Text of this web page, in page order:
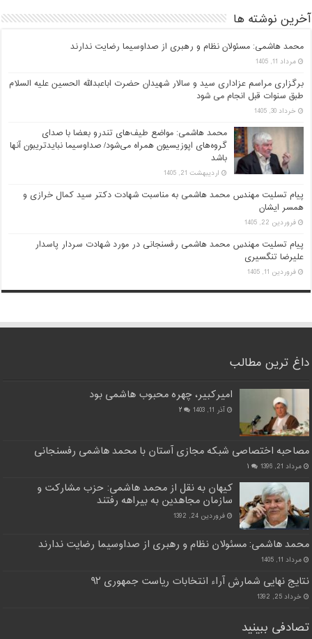
آخرین نوشته ها
محمد هاشمی: مسئولان نظام و رهبری از صداوسیما رضایت ندارند
مرداد 11, 1405
برگزاری مراسم عزاداری سید و سالار شهیدان حضرت اباعبدالله الحسین علیه السلام
طبق سنوات قبل انجام می شود
خرداد 30, 1405
محمد هاشمی: مواضع طیف‌های تندرو بعضا با صدای
گروه‌های اپوزیسیون همراه می‌شود/ صداوسیما نبایدتریبون آنها
باشد
اردیبهشت 21, 1405
پیام تسلیت مهندس محمد هاشمی به مناسبت شهادت دکتر سید کمال خرازی و
همسر ایشان
فروردین 22, 1405
پیام تسلیت مهندس محمد هاشمی رفسنجانی در مورد شهادت سردار پاسدار
علیرضا تنگسیری
فروردین 11, 1405
داغ ترین مطالب
امیرکبیر، چهره محبوب هاشمی بود
آذر 11, 1403 ۲
مصاحبه اختصاصی شبکه مجازی آستان با محمد هاشمی رفسنجانی
مرداد 21, 1396 ۱
کیهان به نقل از محمد هاشمی: حزب مشارکت و
سازمان مجاهدین به بیراهه رفتند
فروردین 24, 1392
محمد هاشمی: مسئولان نظام و رهبری از صداوسیما رضایت ندارند
مرداد 11, 1405
نتایج نهایی شمارش آراء انتخابات ریاست جمهوری ۹۲
خرداد 25, 1392
تصادفی ببینید